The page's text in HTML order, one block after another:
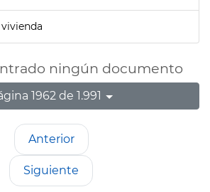
ningún documento
1962 de 1.991
Anterior
Siguiente